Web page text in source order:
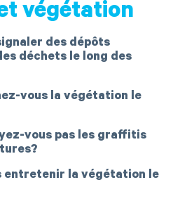
végétation
des dépôts
déchets le long des
vous la végétation le
vous pas les graffitis
entretenir la végétation le